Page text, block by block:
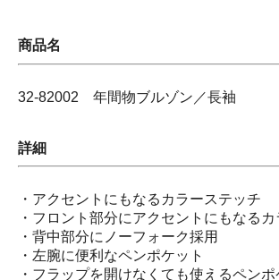
商品名
32-82002 年間物ブルゾン／長袖
詳細
・アクセントにもなるカラーステッチ
・フロント部分にアクセントにもなる
・背中部分にノーフォーク採用
・左腕に便利なペンポケット
・フラップを開けなくても使えるペンポ